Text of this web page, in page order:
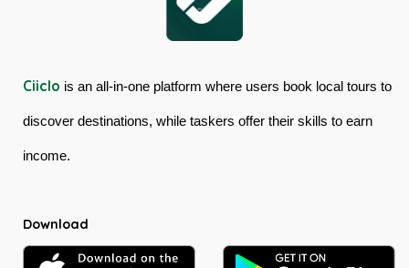
Ciiclo is an all-in-one platform where users book local tours to
discover destinations, while taskers offer their skills to earn
income.
Download